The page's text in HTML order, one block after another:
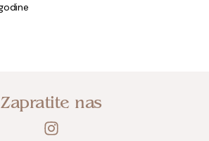
Zapratite nas